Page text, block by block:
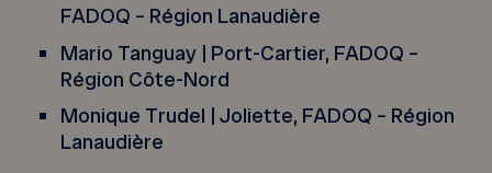
FADOQ – Région Lanaudière
Mario Tanguay | Port-Cartier, FADOQ –
Région Côte-Nord
Monique Trudel | Joliette, FADOQ – Région
Lanaudière